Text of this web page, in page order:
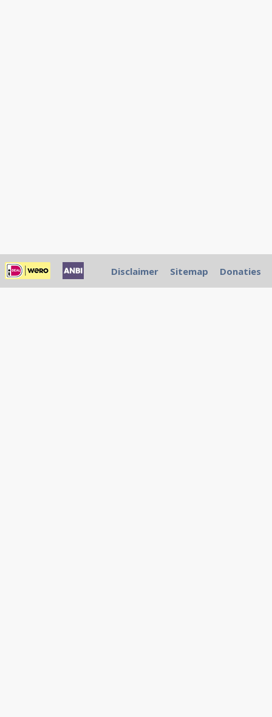
Disclaimer Sitemap Donaties